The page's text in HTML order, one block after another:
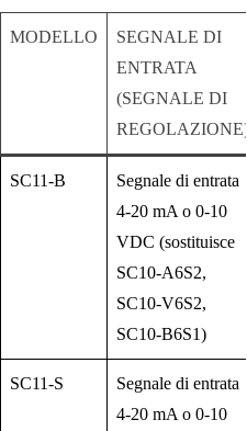
MODELLO
SEGNALE DI
ENTRATA
(SEGNALE DI
REGOLAZIONE)
SC11-B
Segnale di entrata
4-20 mA o 0-10
VDC (sostituisce
SC10-A6S2,
SC10-V6S2,
SC10-B6S1)
SC11-S
Segnale di entrata
4-20 mA o 0-10